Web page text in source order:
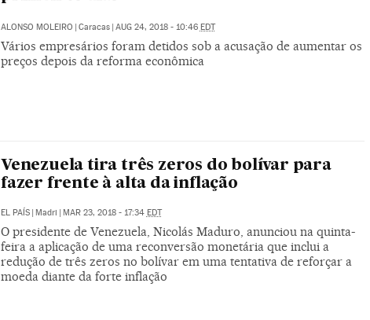
ALONSO MOLEIRO | Caracas | AUG 24, 2018 - 10:46 EDT
Vários empresários foram detidos sob a acusação de aumentar os
preços depois da reforma econômica
Venezuela tira três zeros do bolívar para
fazer frente à alta da inflação
EL PAÍS Madri MAR 23, 2018 - 17:34 EDT
O presidente de Venezuela, Nicolás Maduro, anunciou na quinta-
feira a aplicação de uma reconversão monetária que inclui a
redução de três zeros no bolívar em uma tentativa de reforçar a
moeda diante da forte inflação